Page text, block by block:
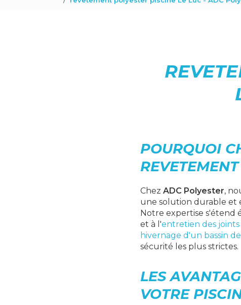
POURQUOI
Chez ADC Polyester,
une solution durable et
Notre expertise s'étend
et à l'entretien des
hivernage d'un bassin
sécurité les plus strictes.
LES
VOTRE